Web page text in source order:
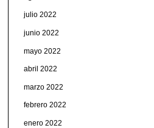
julio 2022
junio 2022
mayo 2022
abril 2022
marzo 2022
febrero 2022
enero 2022